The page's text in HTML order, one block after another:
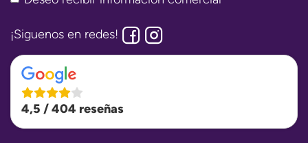
¡Siguenos en redes!
4,5 / 404 reseñas